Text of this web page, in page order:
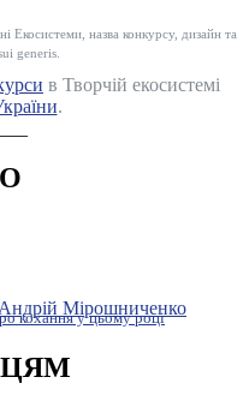
назва конкурсу, дизайн та
generis.
в Творчій екосистемі
.
кохання у цьому році